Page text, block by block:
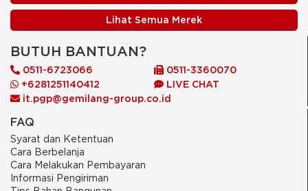
Lihat Semua Merek
BUTUH BANTUAN?
0511-6723066
0511-3360070
+6281251140412
LIVE CHAT
it.pgp@gemilang-group.co.id
FAQ
Syarat dan Ketentuan
Cara Berbelanja
Cara Melakukan Pembayaran
Informasi Pengiriman